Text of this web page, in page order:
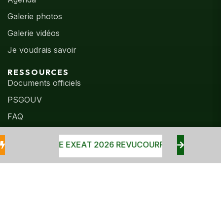
EXEAT 2026 REVUCOURRIER
Galerie photos
Galerie vidéos
Je voudrais savoir
RESSOURCES
Documents officiels
PSGOUV
FAQ
©2026DRH – Ministère de l’Éducation Nationale et de